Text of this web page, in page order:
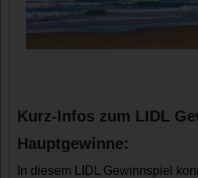
Kurz-Infos zum LIDL
Hauptgewinne:
In diesem LIDL Gewinnspiel